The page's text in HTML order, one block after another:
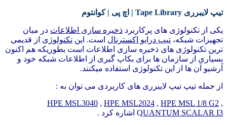
تیپ لایبرری Tape Library | اچ پی | کوانتوم
یکی از تکنولوژی های پرکاربرد ذخیره سازی اطلاعات در میان
تجهیزات شبکه، تیپ درایو اکسترنال است. این تکنولوژی از قدیمی
ترین تکنولوژی های ذخیره سازی اطلاعات است بطوریکه هم اکنون
بسیاری از سازمان ها برای بکاپ گیری از اطلاعات شبکه خود و
آرشیو آن ها از این تکنولوژی استفاده میکنند.
از جمله تیپ تیپ لایبرری های کاربردی می توان به :
HPE MSL3040 , HPE MSL2024 , HPE MSL 1/8 G2 ,
QUANTUM SCALAR I3 اشاره کرد .